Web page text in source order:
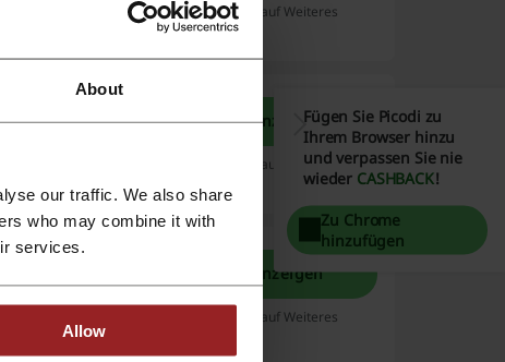
About
our traffic. We also share
who may combine it with
services.
Allow
Läuft ab: Bis auf Weiteres
Rabatt anzeigen
Läuft ab: Bis auf Weiteres
Rabatt anzeigen
Läuft ab: Bis auf Weiteres
Fügen Sie Picodi zu
Ihrem Browser hinzu
und verpassen Sie nie
wieder CASHBACK!
Zu Chrome
hinzufügen